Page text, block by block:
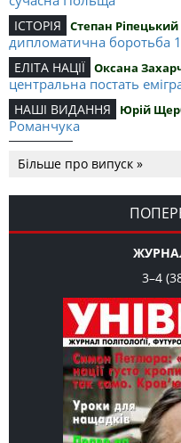
ІСТОРІЯ Степан Ріпецький
дипломатична боротьба
ЕЛІТА НАЦІЇ Оксана
центральна постать
НАШІ ВИДАННЯ Юрій
Романчука
Романчука
СЛОВО РЕДАКЦІЙНЕ Олег
як уособлення
Більше про випуск »
3–4